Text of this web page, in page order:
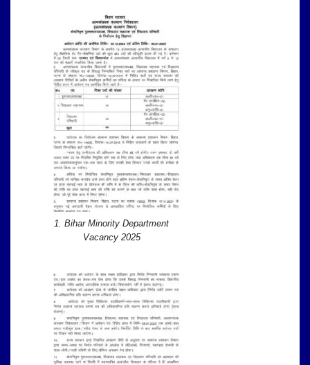
1. Bihar Minority Department
Vacancy 2025